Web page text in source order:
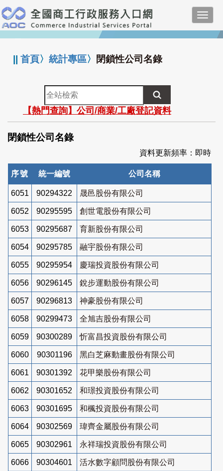
跳
到
主
要
:::
||首頁〉統計專區〉 閉鎖性公司名錄
全
站
檢
索
【熱門查詢】公司/商業/工廠登記資料
閉鎖性公司名錄
資料更新頻率：即時
序號 統一編號 公司名稱
6051 90294322 晟邑股份有限公司
6052 90295595 創世電股份有限公司
6053 90295687 育新股份有限公司
6054 90295785 融宇股份有限公司
6055 90295954 慶瑞投資股份有限公司
6056 90296145 銳步運動股份有限公司
6057 90296813 神豪股份有限公司
6058 90299473 全旭吉股份有限公司
6059 90300289 忻富昌投資股份有限公司
6060 90301196 黑白芝麻動畫股份有限公司
6061 90301392 花甲樂股份有限公司
6062 90301652 和璟投資股份有限公司
6063 90301695 和楓投資股份有限公司
6064 90302569 瑋齊金屬股份有限公司
6065 90302961 永祥瑞投資股份有限公司
6066 90304601 活水數字顧問股份有限公司